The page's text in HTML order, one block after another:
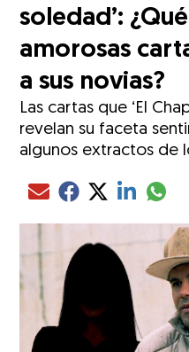
soledad’:
amorosas
a sus novias?
Las cartas que ‘El
revelan su faceta
algunos extractos de
Compartir el artículo actual
Compartir el artículo
Compartir el
Compartir